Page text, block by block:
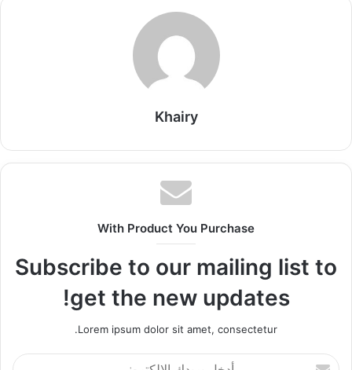
Khairy
With Product You Purchase
Subscribe to our mailing list to
get the new updates!
Lorem ipsum dolor sit amet, consectetur.
أ